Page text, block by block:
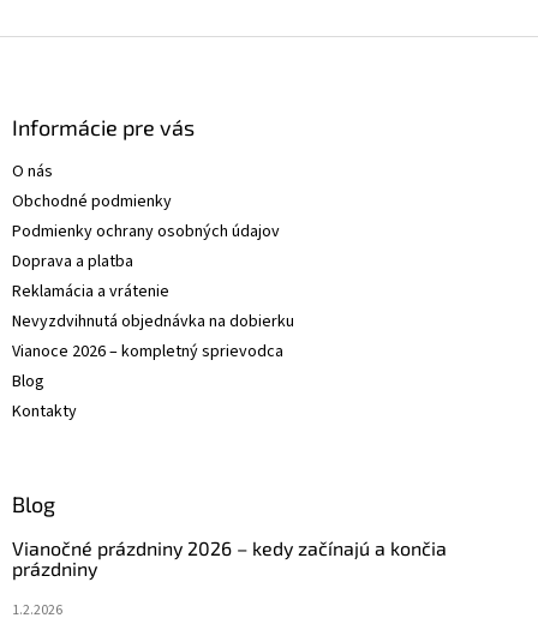
p
Informácie pre vás
O nás
Obchodné podmienky
Podmienky ochrany osobných údajov
Doprava a platba
Reklamácia a vrátenie
Nevyzdvihnutá objednávka na dobierku
Vianoce 2026 – kompletný sprievodca
Blog
Kontakty
Blog
Vianočné prázdniny 2026 – kedy začínajú a končia
prázdniny
1.2.2026